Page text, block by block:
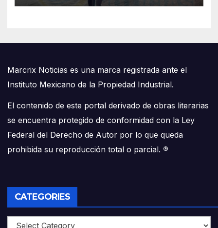
Marcrix Noticias es una marca registrada ante el
Instituto Mexicano de la Propiedad Industrial.
El contenido de este portal derivado de obras literarias
se encuentra protegido de conformidad con la Ley
Federal del Derecho de Autor por lo que queda
prohibida su reproducción total o parcial. ®
CATEGORIES
Categories